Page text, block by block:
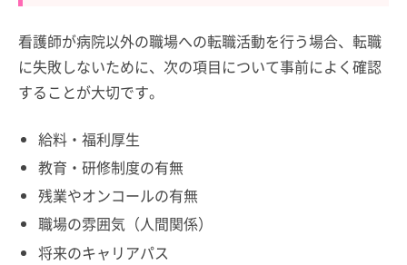
看護師が病院以外の職場への転職活動を行う場合、転職
に失敗しないために、次の項目について事前によく確認
することが大切です。
給料・福利厚生
教育・研修制度の有無
残業やオンコールの有無
職場の雰囲気（人間関係）
将来のキャリアパス